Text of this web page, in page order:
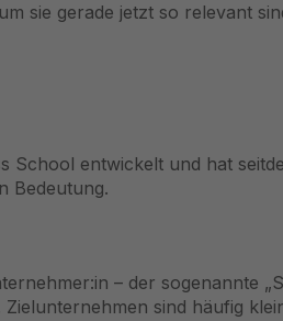
sie gerade jetzt so relevant
School entwickelt und hat
Bedeutung.
– der sogenannte
sind häufig